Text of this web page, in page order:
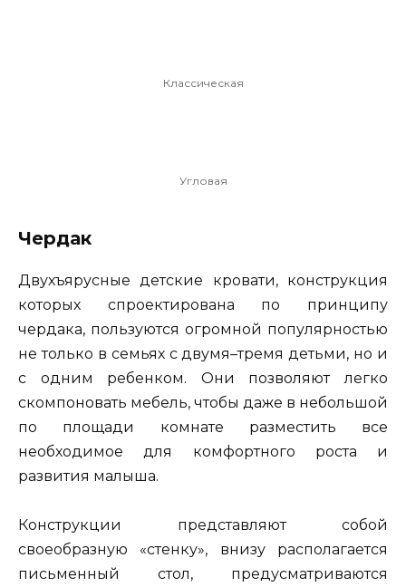
Классическая
Угловая
Чердак
Двухъярусные детские кровати, конструкция
которых спроектирована по принципу
чердака, пользуются огромной популярностью
не только в семьях с двумя–тремя детьми, но и
с одним ребенком. Они позволяют легко
скомпоновать мебель, чтобы даже в небольшой
по площади комнате разместить все
необходимое для комфортного роста и
развития малыша.
Конструкции представляют собой
своеобразную «стенку», внизу располагается
письменный стол, предусматриваются